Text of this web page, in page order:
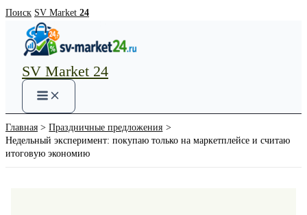
Перейти
содержимому
Поиск SV Market 24
SV Market 24
Main
Menu
Главная
Праздничные предложения
Недельный эксперимент: покупаю только на маркетплейсе и считаю
итоговую экономию